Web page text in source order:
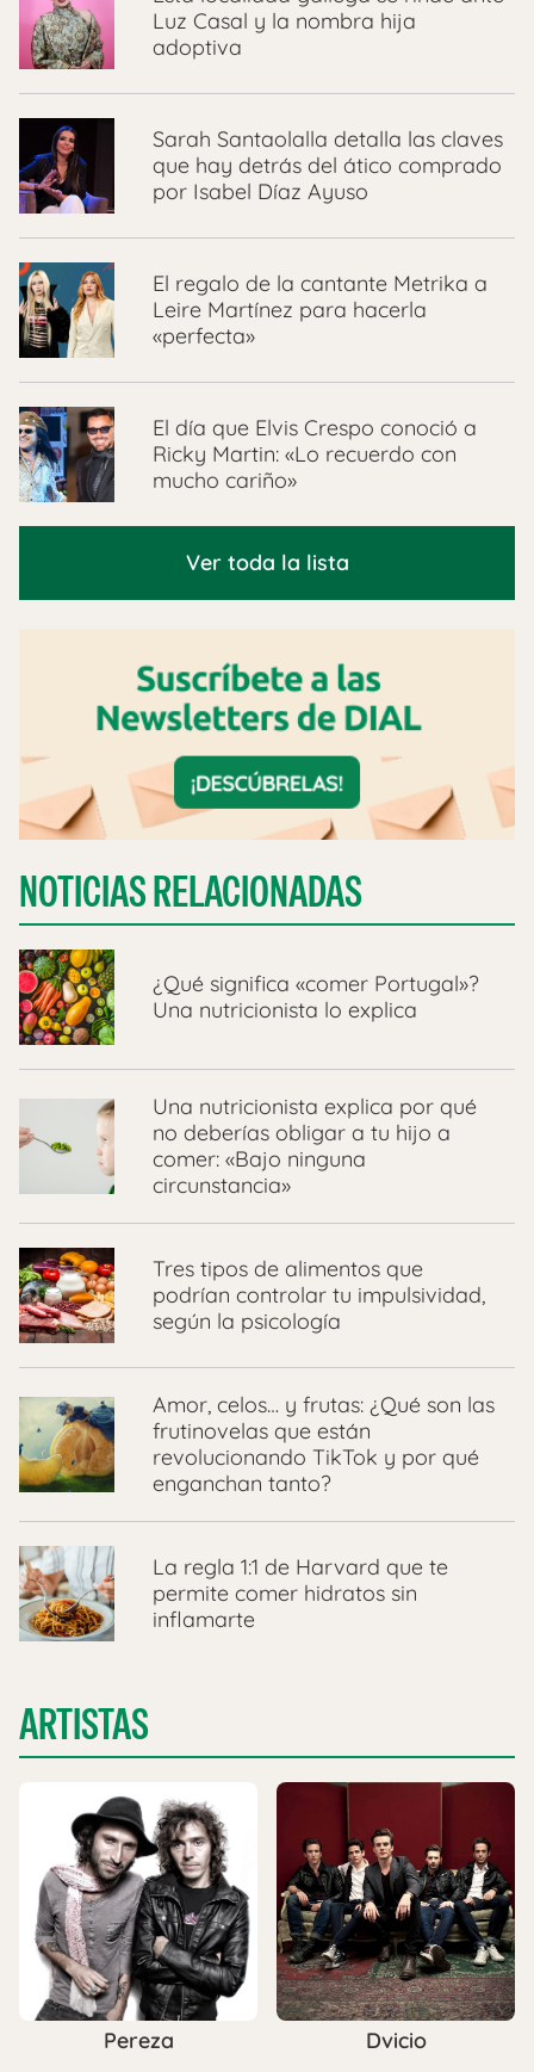
Luz Casal y la nombra hija
adoptiva
Sarah Santaolalla detalla las claves
que hay detrás del ático comprado
por Isabel Díaz Ayuso
El regalo de la cantante Metrika a
Leire Martínez para hacerla
«perfecta»
El día que Elvis Crespo conoció a
Ricky Martin: «Lo recuerdo con
mucho cariño»
Ver toda la lista
NOTICIAS RELACIONADAS
¿Qué significa «comer Portugal»?
Una nutricionista lo explica
Una nutricionista explica por qué
no deberías obligar a tu hijo a
comer: «Bajo ninguna
circunstancia»
Tres tipos de alimentos que
podrían controlar tu impulsividad,
según la psicología
Amor, celos… y frutas: ¿Qué son las
frutinovelas que están
revolucionando TikTok y por qué
enganchan tanto?
La regla 1:1 de Harvard que te
permite comer hidratos sin
inflamarte
ARTISTAS
Pereza Dvicio